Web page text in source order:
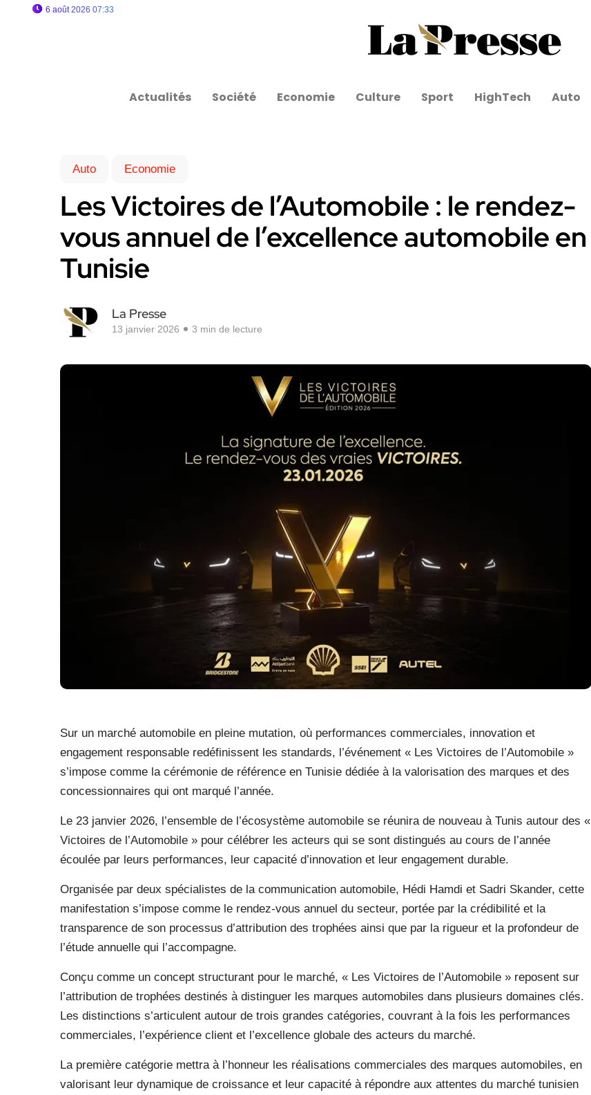
6 août 2026 07:33
Actualités Société Economie Culture Sport HighTech Auto
Auto Economie
Les Victoires de l’Automobile : le rendez-
vous annuel de l’excellence automobile en
Tunisie
La Presse
13 janvier 2026 3 min de lecture
Sur un marché automobile en pleine mutation, où performances commerciales, innovation et
engagement responsable redéfinissent les standards, l’événement « Les Victoires de l’Automobile »
s’impose comme la cérémonie de référence en Tunisie dédiée à la valorisation des marques et des
concessionnaires qui ont marqué l’année.
Le 23 janvier 2026, l’ensemble de l’écosystème automobile se réunira de nouveau à Tunis autour des «
Victoires de l’Automobile » pour célébrer les acteurs qui se sont distingués au cours de l’année
écoulée par leurs performances, leur capacité d’innovation et leur engagement durable.
Organisée par deux spécialistes de la communication automobile, Hédi Hamdi et Sadri Skander, cette
manifestation s’impose comme le rendez-vous annuel du secteur, portée par la crédibilité et la
transparence de son processus d’attribution des trophées ainsi que par la rigueur et la profondeur de
l’étude annuelle qui l’accompagne.
Conçu comme un concept structurant pour le marché, « Les Victoires de l’Automobile » reposent sur
l’attribution de trophées destinés à distinguer les marques automobiles dans plusieurs domaines clés.
Les distinctions s’articulent autour de trois grandes catégories, couvrant à la fois les performances
commerciales, l’expérience client et l’excellence globale des acteurs du marché.
La première catégorie mettra à l’honneur les réalisations commerciales des marques automobiles, en
valorisant leur dynamique de croissance et leur capacité à répondre aux attentes du marché tunisien